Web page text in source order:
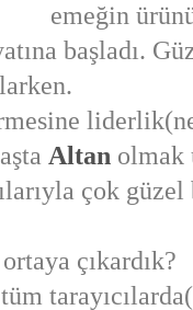
emeğin
başladı.
Altan olmak
çok
çıkardık?